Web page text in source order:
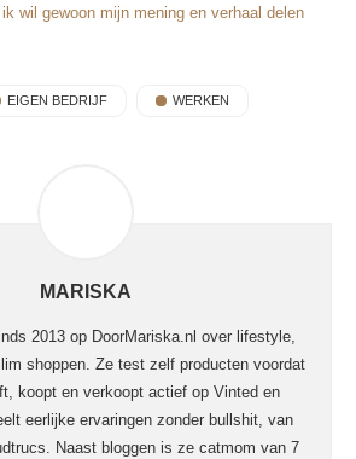
wil gewoon mijn mening en verhaal delen
EIGEN BEDRIJF WERKEN
MARISKA
2013 op DoorMariska.nl over lifestyle,
shoppen. Ze test zelf producten voordat
koopt en verkoopt actief op Vinted en
eerlijke ervaringen zonder bullshit, van
Naast bloggen is ze catmom van 7